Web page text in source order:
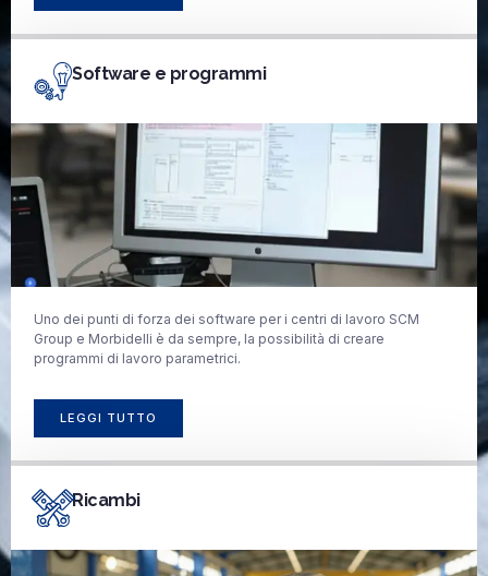
Software e programmi
Uno dei punti di forza dei software per i centri di lavoro SCM
Group e Morbidelli è da sempre, la possibilità di creare
programmi di lavoro parametrici.
LEGGI TUTTO
Ricambi